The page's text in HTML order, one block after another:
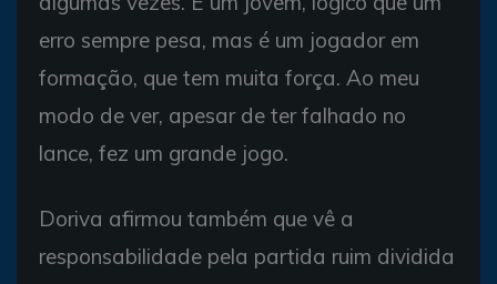
erro sempre pesa, mas é um jogador em
formação, que tem muita força. Ao meu
modo de ver, apesar de ter falhado no
lance, fez um grande jogo.
Doriva afirmou também que vê a
responsabilidade pela partida ruim dividida